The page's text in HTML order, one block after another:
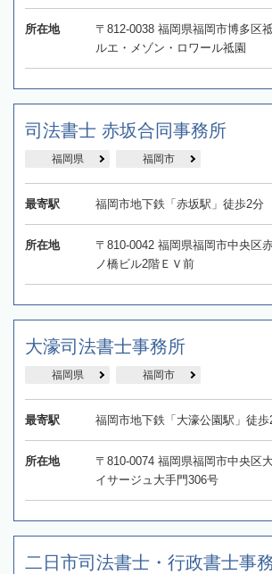
所在地
〒812-0038 福岡県福岡市博多区
ルエ・メゾン・ロワール祗園
司法書士 赤坂合同事務所
福岡県 福岡市
最寄駅 福岡市地下鉄「赤坂駅」徒歩2分
所在地
〒810-0042 福岡県福岡市中央区
ノ橋ビル2階ＥＶ前
大濠司法書士事務所
福岡県 福岡市
最寄駅 福岡市地下鉄「大濠公園駅」徒歩
所在地
〒810-0074 福岡県福岡市中央区
イサージュ大手門306号
二日市司法書士・行政書士事